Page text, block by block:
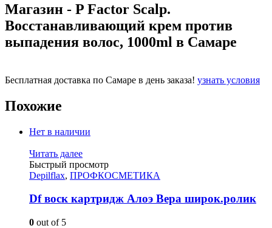
Магазин - P Factor Scalp.
Восстанавливающий крем против
выпадения волос, 1000ml в Самаре
Бесплатная доставка по Самаре в день заказа! узнать условия
Похожие
Нет в наличии
Читать далее
Быстрый просмотр
Depilflax, ПРОФКОСМЕТИКА
Df воск картридж Алоэ Вера широк.ролик
0 out of 5